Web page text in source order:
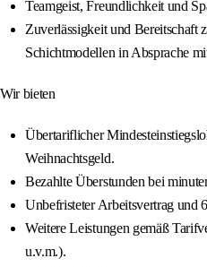
Teamgeist, Freundlichkeit und
Zuverlässigkeit und Bereitschaft
Schichtmodellen in Absprache
Wir bieten
Übertariflicher
Weihnachtsgeld.
Bezahlte Überstunden bei
Unbefristeter Arbeitsvertrag und
Weitere Leistungen gemäß
u.v.m.).